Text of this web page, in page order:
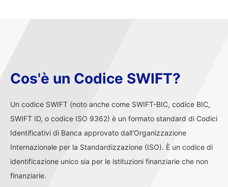
Cos'è un Codice SWIFT?
Un codice SWIFT (noto anche come SWIFT-BIC, codice BIC,
SWIFT ID, o codice ISO 9362) è un formato standard di Codici
Identificativi di Banca approvato dall'Organizzazione
Internazionale per la Standardizzazione (ISO). È un codice di
identificazione unico sia per le istituzioni finanziarie che non
finanziarie.